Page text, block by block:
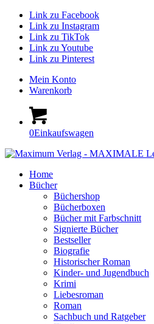
Link zu Facebook
Link zu Instagram
Link zu TikTok
Link zu Youtube
Link zu Pinterest
Mein Konto
Warenkorb
0Einkaufswagen
Home
Bücher
Büchershop
Bücherboxen
Bücher mit Farbschnitt
Signierte Bücher
Bestseller
Biografie
Historischer Roman
Kinder- und Jugendbuch
Krimi
Liebesroman
Roman
Sachbuch und Ratgeber